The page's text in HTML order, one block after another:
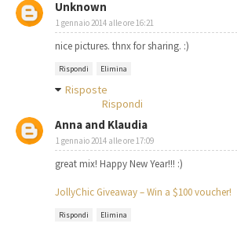
Unknown
1 gennaio 2014 alle ore 16:21
nice pictures. thnx for sharing. :)
Rispondi Elimina
Risposte
Rispondi
Anna and Klaudia
1 gennaio 2014 alle ore 17:09
great mix! Happy New Year!!! :)
JollyChic Giveaway – Win a $100 voucher!
Rispondi Elimina